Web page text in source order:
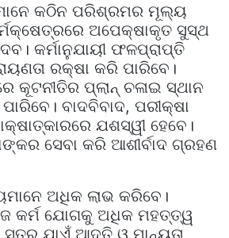
କଠିନ ପରିଶ୍ରମର ମୂଲ୍ୟ
ଅପେକ୍ଷାକୃତ ସୁସ୍ଥ
କର୍ମାନୁଯାୟୀ ଫଳପ୍ରାପ୍ତି
ରକ୍ଷା କରି ପାରିବେ।
କୂଟନୀତିର ପ୍ଲାନ୍ ଚଳାଇ ସ୍ଥାନ
ବାଦବିବାଦ, ପରୀକ୍ଷା
ଯଶସ୍ୱୀ ହେବେ।
ସେବା କରି ଆଶୀର୍ବାଦ ଗ୍ରହଣ
ଅଧିକ ଲାଭ କରିବେ।
କର୍ମ ଯୋଗକୁ ଅଧିକ ମହତ୍ତ୍ୱ
ଯାଏଁ ଆଦୃତି ଓ ମାନ୍ୟତା